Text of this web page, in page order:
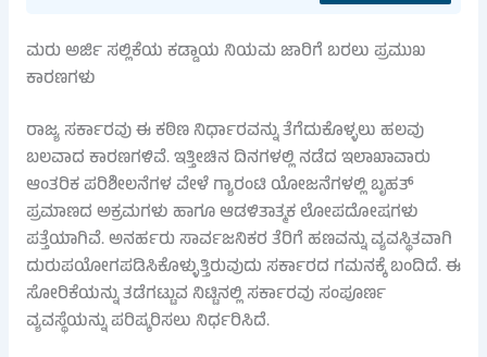
ಮರು ಅರ್ಜಿ ಸಲ್ಲಿಕೆಯ ಕಡ್ಡಾಯ ನಿಯಮ ಜಾರಿಗೆ ಬರಲು ಪ್ರಮುಖ
ಕಾರಣಗಳು
ರಾಜ್ಯ ಸರ್ಕಾರವು ಈ ಕಠಿಣ ನಿರ್ಧಾರವನ್ನು ತೆಗೆದುಕೊಳ್ಳಲು ಹಲವು
ಬಲವಾದ ಕಾರಣಗಳಿವೆ. ಇತ್ತೀಚಿನ ದಿನಗಳಲ್ಲಿ ನಡೆದ ಇಲಾಖಾವಾರು
ಆಂತರಿಕ ಪರಿಶೀಲನೆಗಳ ವೇಳೆ ಗ್ಯಾರಂಟಿ ಯೋಜನೆಗಳಲ್ಲಿ ಬೃಹತ್
ಪ್ರಮಾಣದ ಅಕ್ರಮಗಳು ಹಾಗೂ ಆಡಳಿತಾತ್ಮಕ ಲೋಪದೋಷಗಳು
ಪತ್ತೆಯಾಗಿವೆ. ಅನರ್ಹರು ಸಾರ್ವಜನಿಕರ ತೆರಿಗೆ ಹಣವನ್ನು ವ್ಯವಸ್ಥಿತವಾಗಿ
ದುರುಪಯೋಗಪಡಿಸಿಕೊಳ್ಳುತ್ತಿರುವುದು ಸರ್ಕಾರದ ಗಮನಕ್ಕೆ ಬಂದಿದೆ. ಈ
ಸೋರಿಕೆಯನ್ನು ತಡೆಗಟ್ಟುವ ನಿಟ್ಟಿನಲ್ಲಿ ಸರ್ಕಾರವು ಸಂಪೂರ್ಣ
ವ್ಯವಸ್ಥೆಯನ್ನು ಪರಿಷ್ಕರಿಸಲು ನಿರ್ಧರಿಸಿದೆ.